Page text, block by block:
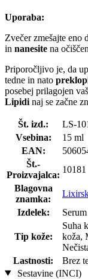
Uporaba:
Zvečer zmešajte eno
in nanesite na
Priporočljivo je, da
tedne in nato
posebej prilagojen
Lipidi naj se začne
Št. izd.:
LS-
Vsebina:
15 ml
EAN:
Št.-
Proizvajalca:
10181
Blagovna
znamka:
Izdelek:
Serum
Tip kože:
Suha
koža,
Lastnosti:
Brez
Sestavine (INCI)